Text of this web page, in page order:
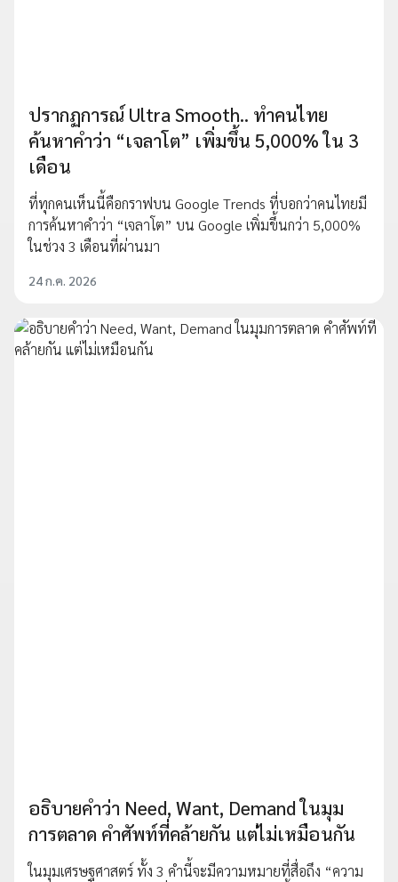
ปรากฏการณ์ Ultra Smooth.. ทำคนไทย
ค้นหาคำว่า “เจลาโต” เพิ่มขึ้น 5,000% ใน 3
เดือน
ที่ทุกคนเห็นนี้คือกราฟบน Google Trends ที่บอกว่าคนไทยมี
การค้นหาคำว่า “เจลาโต” บน Google เพิ่มขึ้นกว่า 5,000%
ในช่วง 3 เดือนที่ผ่านมา
24 ก.ค. 2026
อธิบายคำว่า Need, Want, Demand ในมุม
การตลาด คำศัพท์ที่คล้ายกัน แต่ไม่เหมือนกัน
ในมุมเศรษฐศาสตร์ ทั้ง 3 คำนี้จะมีความหมายที่สื่อถึง “ความ